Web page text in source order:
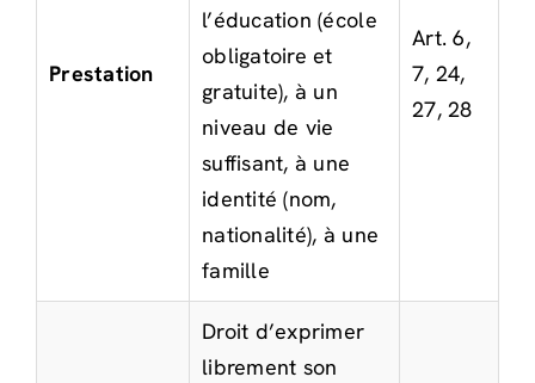
Prestation
l’éducation (école
obligatoire et
gratuite), à un
niveau de vie
suffisant, à une
identité (nom,
nationalité), à une
famille
Art. 6,
7, 24,
27, 28
Droit d’exprimer
librement son